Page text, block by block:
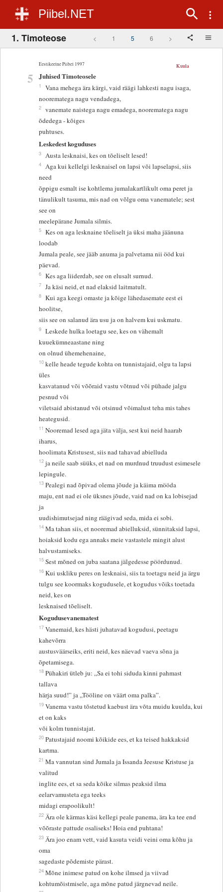
Piibel.NET
1. Timoteose < 1 5 6 >
Eestikeelne Piibel 1997
5
Kuula
Juhised Timoteosele
1
Vana mehega ära kärgi, vaid räägi lahkesti nagu isaga,
noorematega nagu vendadega,
2 vanemate naistega nagu emadega, noorematega nagu
õdedega - kõiges
puhtuses.
Leskedest koguduses
3 Austa lesknaisi, kes on tõeliselt lesed!
4 Aga kui kellelgi lesknaisel on lapsi või lapselapsi, siis
need
õppigu esmalt ise kohtlema jumalakartlikult oma peret ja
tänulikult tasuma, mis nad on võlgu oma vanematele; sest
see on
meelepärane Jumala silmis.
5 Kes on aga lesknaine tõeliselt ja üksi maha jäänuna
loodab
Jumala peale, see jääb anuma ja palvetama nii ööd kui
päevad.
6 Kes aga liiderdab, see on elusalt surnud.
7 Ja käsi neid, et nad elaksid laitmatult.
8 Kui aga keegi omaste ja kõige lähedasemate eest ei
hoolitse,
siis see on salanud ära usu ja on halvem kui uskmatu.
9 Leskede hulka loetagu see, kes on vähemalt
kuuekümneaastane ning
on olnud ühemehenaine,
10 kelle heade tegude kohta on tunnistajaid, olgu ta lapsi
üles
kasvatanud või võõraid vastu võtnud või pühade jalgu
pesnud või
viletsaid abistanud või otsinud võimalust teha mis tahes
heategusid.
11 Nooremad lesed aga jäta välja, sest kui neid haarab
iharus,
hoolimata Kristusest, siis nad tahavad abielluda
12 ja neile saab süüks, et nad on murdnud truudust esimesele
lepingule.
13 Pealegi nad õpivad olema jõude ja käima mööda
maju, ent nad ei ole üksnes jõude, vaid nad on ka lobisejad
ja
uudishimutsejad ning räägivad seda, mida ei sobi.
14 Ma tahan siis, et nooremad abielluksid, sünnitaksid lapsi,
hoiaksid kodu ega annaks meie vastastele mingit alust
halvustamiseks.
15 Sest mõned on juba saatana jälgedesse pöördunud.
16 Kui uskliku peres on lesknaisi, siis ta toetagu neid ja ärgu
tulgu see koormaks kogudusele, et kogudus võiks toetada
neid, kes on
lesknaised tõeliselt.
Kogudusevanematest
17 Vanemaid, kes hästi juhatavad kogudusi, peetagu
kahevõrra
austusväärseiks, eriti neid, kes näevad vaeva sõna ja
õpetamisega.
18 Pühakiri ütleb ju: „Sa ei tohi siduda kinni pahmast
tallava
härja suud!” ja „Tööline on väärt oma palka”.
19 Vanema vastu tõstetud kaebust ära võta muidu kuulda, kui
et on kaks
või kolm tunnistajat.
20 Patustajaid noomi kõikide ees, et ka teised hakkaksid
kartma.
21 Ma vannutan sind Jumala ja Issanda Jeesuse Kristuse ja
valitud
inglite ees, et sa seda kõike silmas peaksid ilma
eelarvamusteta ega teeks
midagi erapoolikult!
22 Ära ole kärmas käsi kellegi peale panema, ära ka tee end
võõraste pattude osaliseks! Hoia end puhtana!
23 Ära joo enam vett, vaid kasuta veidi veini oma kõhu ja
oma
sagedaste põdemiste pärast.
24 Mõne inimese patud on kohe ilmsed ja viivad
kohtumõistmisele, aga mõne patud järgnevad neile.